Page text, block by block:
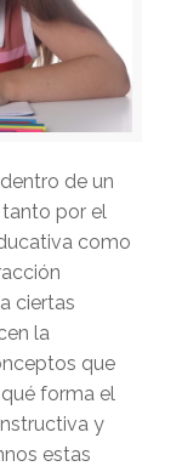
de un
por el
como
ciertas
la
que
forma el
y
estas